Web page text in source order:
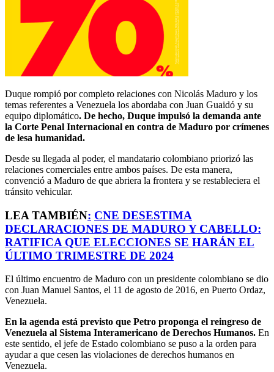
Duque rompió por completo relaciones con Nicolás Maduro y los
temas referentes a Venezuela los abordaba con Juan Guaidó y su
equipo diplomático. De hecho, Duque impulsó la demanda ante
la Corte Penal Internacional en contra de Maduro por crímenes
de lesa humanidad.
Desde su llegada al poder, el mandatario colombiano priorizó las
relaciones comerciales entre ambos países. De esta manera,
convenció a Maduro de que abriera la frontera y se restableciera el
tránsito vehicular.
LEA TAMBIÉN: CNE DESESTIMA
DECLARACIONES DE MADURO Y CABELLO:
RATIFICA QUE ELECCIONES SE HARÁN EL
ÚLTIMO TRIMESTRE DE 2024
El último encuentro de Maduro con un presidente colombiano se dio
con Juan Manuel Santos, el 11 de agosto de 2016, en Puerto Ordaz,
Venezuela.
En la agenda está previsto que Petro proponga el reingreso de
Venezuela al Sistema Interamericano de Derechos Humanos. En
este sentido, el jefe de Estado colombiano se puso a la orden para
ayudar a que cesen las violaciones de derechos humanos en
Venezuela.